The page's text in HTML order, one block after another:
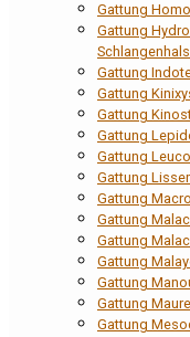
Gattung
Gattung
Gattung
Gattung
Gattung
Gattung
Gattung
Gattung
Gattung
Gattung
Gattung
Gattung
Gattung
Gattung
Gattung